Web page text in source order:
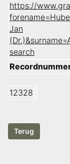
https://
Jan
search
12328